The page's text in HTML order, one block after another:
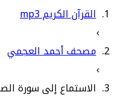
القرآن الكريم mp3
›
مصحف أحمد العجمي
›
الاستماع إلى سورة